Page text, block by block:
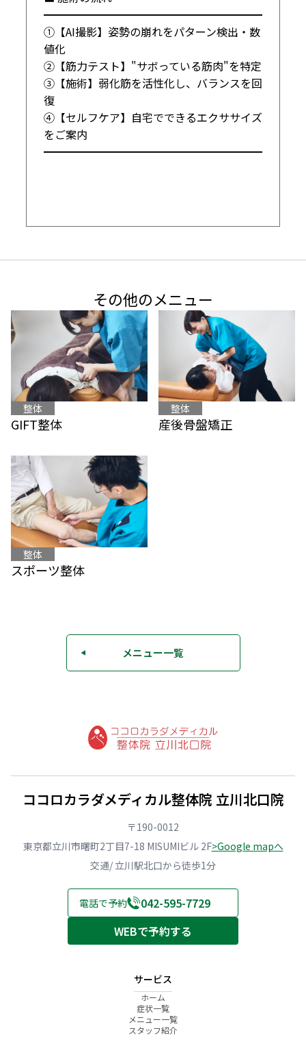
━━━━━━━━━━━━━━━━━━━━
①【AI撮影】姿勢の崩れをパターン検出・数
値化
②【筋力テスト】"サボっている筋肉"を特定
③【施術】弱化筋を活性化し、バランスを回
復
④【セルフケア】自宅でできるエクササイズ
をご案内
━━━━━━━━━━━━━━━━━━━━
その他のメニュー
整体
GIFT整体
整体
産後骨盤矯正
整体
スポーツ整体
◀ メニュー一覧
ココロカラダメディカル整体院 立川北口院
〒190-0012
東京都立川市曙町2丁目7-18 MISUMIビル 2F>Google mapへ
交通/ 立川駅北口から徒歩1分
電話で予約
042-595-7729
WEBで予約する
サービス
ホーム
症状一覧
メニュー一覧
スタッフ紹介